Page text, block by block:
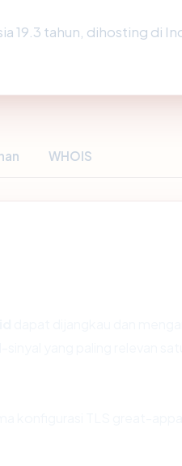
19.3 tahun, dihosting di
WHOIS